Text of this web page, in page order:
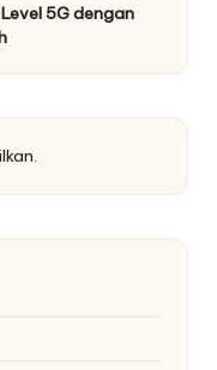
5G dengan